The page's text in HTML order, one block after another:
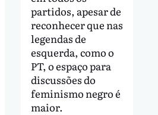
partidos, apesar de
reconhecer que nas
legendas de
esquerda, como o
PT, o espaço para
discussões do
feminismo negro é
maior.